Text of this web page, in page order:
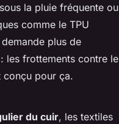
la pluie fréquente ou
comme le TPU
plus de
les frottements contre le
pour ça.
du cuir, les textiles